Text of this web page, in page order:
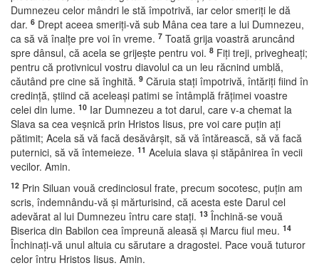
Dumnezeu celor mândri le stă împotrivă, iar celor smeriţi le dă
dar. 6 Drept aceea smeriţi-vă sub Mâna cea tare a lui Dumnezeu,
ca să vă înalţe pre voi în vreme. 7 Toată grija voastră aruncând
spre dânsul, că acela se grijeşte pentru voi. 8 Fiţi treji, privegheaţi;
pentru că protivnicul vostru diavolul ca un leu răcnind umblă,
căutând pre cine să înghită. 9 Căruia staţi împotrivă, întăriţi fiind în
credinţă, ştiind că aceleaşi patimi se întâmplă frăţimei voastre
celei din lume. 10 Iar Dumnezeu a tot darul, care v-a chemat la
Slava sa cea veşnică prin Hristos Iisus, pre voi care puţin aţi
pătimit; Acela să vă facă desăvârşit, să vă întărească, să vă facă
puternici, să vă întemeieze. 11 Aceluia slava şi stăpânirea în vecii
vecilor. Amin.
12 Prin Siluan vouă credinciosul frate, precum socotesc, puţin am
scris, îndemnându-vă şi mărturisind, că acesta este Darul cel
adevărat al lui Dumnezeu întru care staţi. 13 Închină-se vouă
Biserica din Babilon cea împreună aleasă şi Marcu fiul meu. 14
Închinaţi-vă unul altuia cu sărutare a dragostei. Pace vouă tuturor
celor întru Hristos Iisus. Amin.